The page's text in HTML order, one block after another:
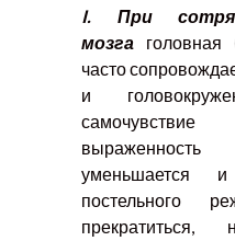
I. При
мозга
часто
и
уменьшается
постельного